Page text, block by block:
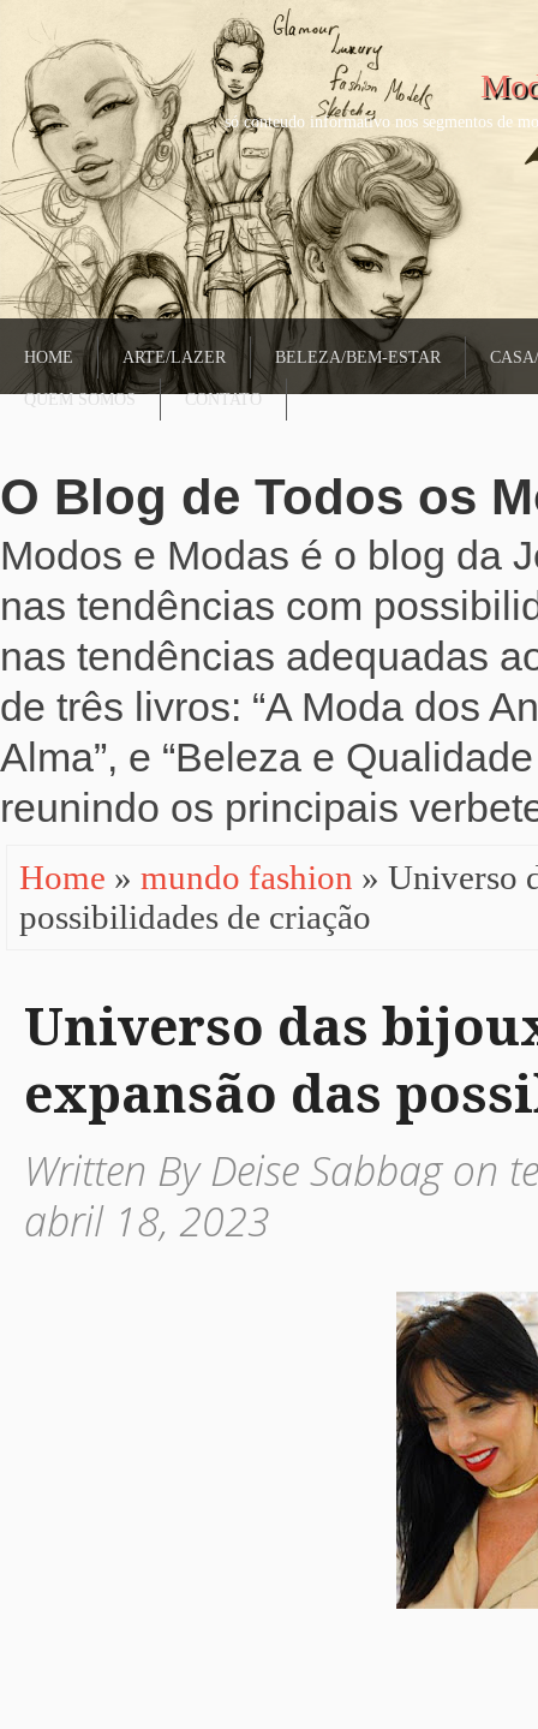
só conteudo informativo nos segmentos de
HOME ARTE/LAZER BELEZA/BEM-ESTAR
QUEM SOMOS CONTATO
O Blog de Todos os
Modos e Modas é o blog da
nas tendências com
nas tendências adequadas
de três livros: “A Moda dos
Alma”, e “Beleza e
reunindo os principais
Home » mundo fashion » Universo
possibilidades de criação
Universo das
expansão das
Written By Deise Sabbag
abril 18, 2023